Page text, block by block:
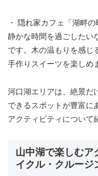
・ 隠れ家カフェ「湖畔の
静かな時間を過ごしたい
です。木の温もりを感じ
手作りスイーツを楽しめ
河口湖エリアは、絶景だ
できるスポットが豊富に
アクティビティについて
山中湖で楽しむア
イクル・クルージ